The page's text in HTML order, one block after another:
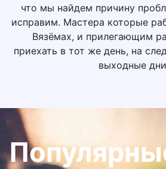
что мы найдем причину
исправим. Мастера которые
Вязёмах, и прилегающим
приехать в тот же день, на
выходные